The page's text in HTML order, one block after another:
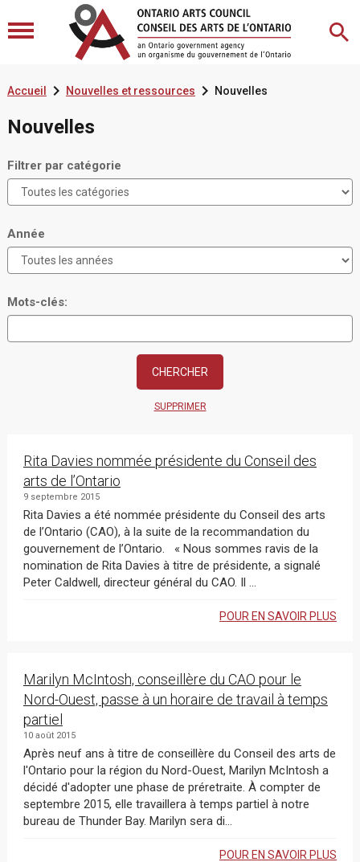
Accueil  Nouvelles et ressources Nouvelles
Nouvelles
Filtrer par catégorie
Année
Mots-clés:
SUPPRIMER
Rita Davies nommée présidente du Conseil des
arts de l’Ontario
9 septembre 2015
Rita Davies a été nommée présidente du Conseil des arts
de l’Ontario (CAO), à la suite de la recommandation du
gouvernement de l’Ontario. « Nous sommes ravis de la
nomination de Rita Davies à titre de présidente, a signalé
Peter Caldwell, directeur général du CAO. Il ...
POUR EN SAVOIR PLUS
Marilyn McIntosh, conseillère du CAO pour le
Nord-Ouest, passe à un horaire de travail à temps
partiel
10 août 2015
Après neuf ans à titre de conseillère du Conseil des arts de
l'Ontario pour la région du Nord-Ouest, Marilyn McIntosh a
décidé d'adopter une phase de préretraite. À compter de
septembre 2015, elle travaillera à temps partiel à notre
bureau de Thunder Bay. Marilyn sera di...
POUR EN SAVOIR PLUS